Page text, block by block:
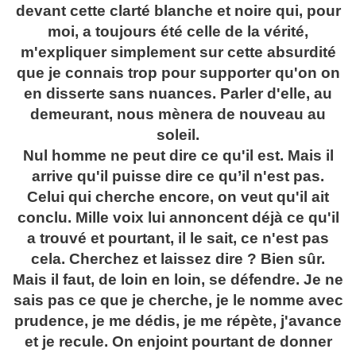
devant cette clarté blanche et noire qui, pour
moi, a toujours été celle de la vérité,
m'expliquer simplement sur cette absurdité
que je connais trop pour supporter qu'on on
en disserte sans nuances. Parler d'elle, au
demeurant, nous mènera de nouveau au
soleil.
Nul homme ne peut dire ce qu'il est. Mais il
arrive qu'il puisse dire ce qu’il n'est pas.
Celui qui cherche encore, on veut qu'il ait
conclu. Mille voix lui annoncent déjà ce qu'il
a trouvé et pourtant, il le sait, ce n'est pas
cela. Cherchez et laissez dire ? Bien sûr.
Mais il faut, de loin en loin, se défendre. Je ne
sais pas ce que je cherche, je le nomme avec
prudence, je me dédis, je me répète, j'avance
et je recule. On enjoint pourtant de donner